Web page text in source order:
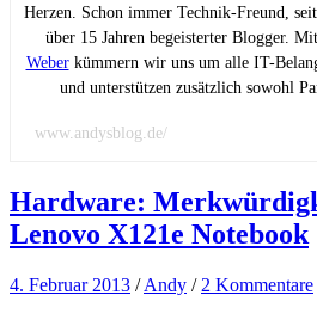
Herzen. Schon immer Technik-Freund,
über 15 Jahren begeisterter Blogger.
Weberkümmern wir uns um alle IT-
und unterstützen zusätzlich sowohl
www.andysblog.de/
Hardware:
Lenovo X121e Notebook
4. Februar 2013 /Andy / 2 Kommentare